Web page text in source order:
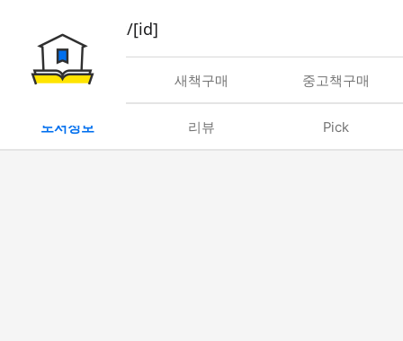
book/rent/[id]
대여 새책구매 중고책구매
도서정보 리뷰 Pick